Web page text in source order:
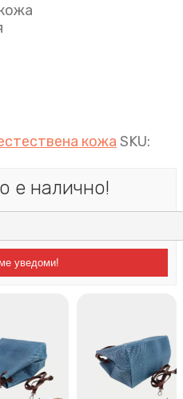
кожа SKU:
е налично!
уведоми!